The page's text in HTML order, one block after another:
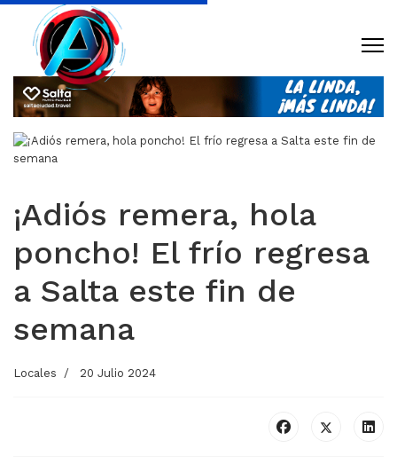
¡Adiós remera, hola
poncho! El frío regresa
a Salta este fin de
semana
Locales 20 Julio 2024